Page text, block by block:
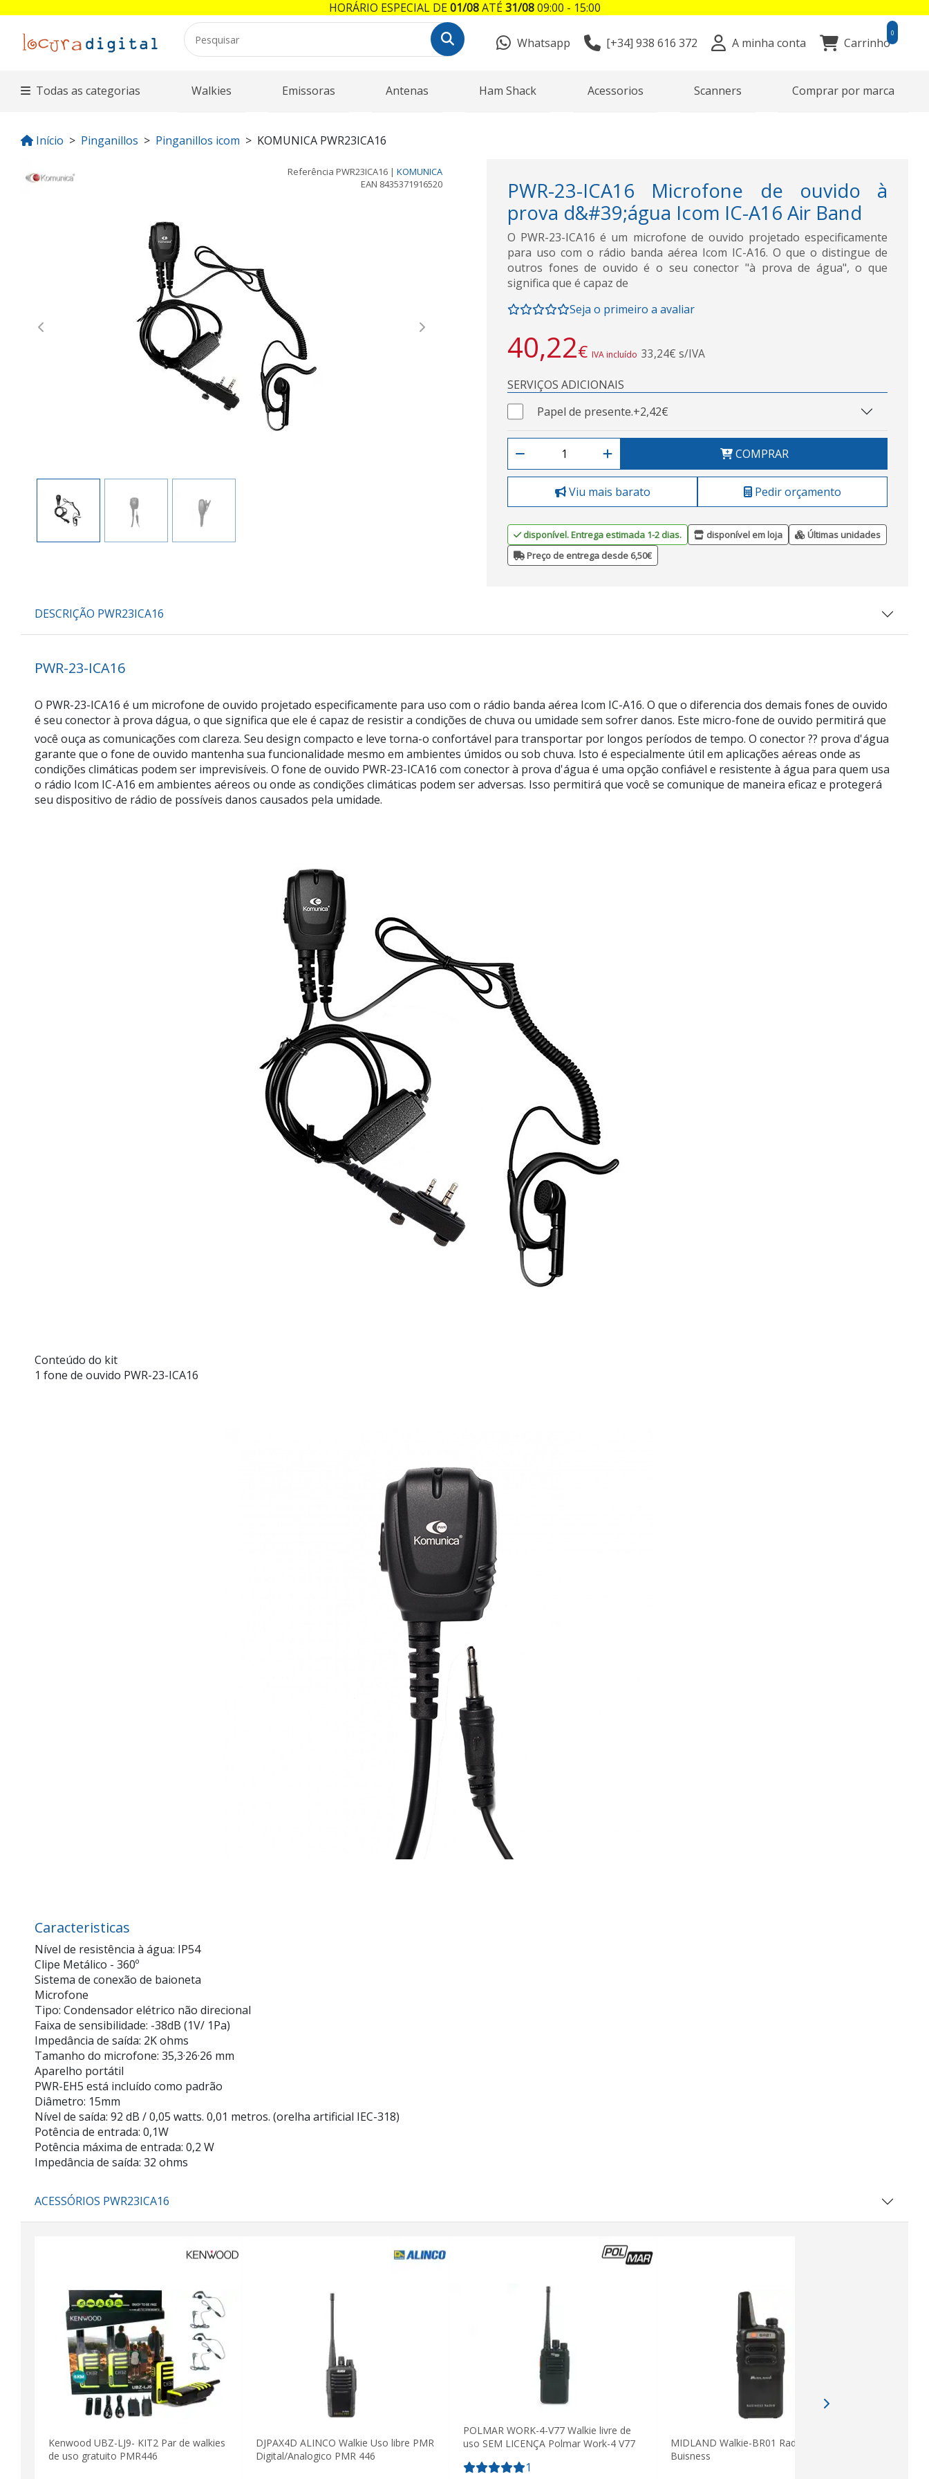
Whatsapp [+34] 938 616 372 A minha conta Carrinho
0
Todas as categorias Walkies Emissoras Antenas Ham Shack Acessorios Scanners Comprar por marca
Início Pinganillos Pinganillos icom KOMUNICA PWR23ICA16
Referência PWR23ICA16 | KOMUNICA
EAN 8435371916520
Previous Next
PWR-23-ICA16 Microfone de ouvido à
prova d&#39;água Icom IC-A16 Air Band
O PWR-23-ICA16 é um microfone de ouvido projetado especificamente
para uso com o rádio banda aérea Icom IC-A16. O que o distingue de
outros fones de ouvido é o seu conector "à prova de água", o que
significa que é capaz de
Seja o primeiro a avaliar
40,22€ IVA incluído 33,24€ s/IVA
SERVIÇOS ADICIONAIS
Papel de presente.+2,42€
COMPRAR
Viu mais barato Pedir orçamento
disponível. Entrega estimada 1-2 dias. disponível em loja
Últimas unidades
Preço de entrega desde 6,50€
DESCRIÇÃO PWR23ICA16
PWR-23-ICA16
O PWR-23-ICA16 é um microfone de ouvido projetado especificamente para uso com o rádio banda aérea Icom IC-A16. O que o diferencia dos demais fones de ouvido
é seu conector à prova dágua, o que significa que ele é capaz de resistir a condições de chuva ou umidade sem sofrer danos. Este micro-fone de ouvido permitirá que
você ouça as comunicações com clareza. Seu design compacto e leve torna-o confortável para transportar por longos períodos de tempo. O conector ?? prova d'água
garante que o fone de ouvido mantenha sua funcionalidade mesmo em ambientes úmidos ou sob chuva. Isto é especialmente útil em aplicações aéreas onde as
condições climáticas podem ser imprevisíveis. O fone de ouvido PWR-23-ICA16 com conector à prova d'água é uma opção confiável e resistente à água para quem usa
o rádio Icom IC-A16 em ambientes aéreos ou onde as condições climáticas podem ser adversas. Isso permitirá que você se comunique de maneira eficaz e protegerá
seu dispositivo de rádio de possíveis danos causados pela umidade.
Conteúdo do kit
1 fone de ouvido PWR-23-ICA16
Caracteristicas
Nível de resistência à água: IP54
Clipe Metálico - 360º
Sistema de conexão de baioneta
Microfone
Tipo: Condensador elétrico não direcional
Faixa de sensibilidade: -38dB (1V/ 1Pa)
Impedância de saída: 2K ohms
Tamanho do microfone: 35,3·26·26 mm
Aparelho portátil
PWR-EH5 está incluído como padrão
Diâmetro: 15mm
Nível de saída: 92 dB / 0,05 watts. 0,01 metros. (orelha artificial IEC-318)
Potência de entrada: 0,1W
Potência máxima de entrada: 0,2 W
Impedância de saída: 32 ohms
ACESSÓRIOS PWR23ICA16
Kenwood UBZ-LJ9- KIT2 Par de walkies
de uso gratuito PMR446
DJPAX4D ALINCO Walkie Uso libre PMR
Digital/Analogico PMR 446
POLMAR WORK-4-V77 Walkie livre de
uso SEM LICENÇA Polmar Work-4 V77
1
MIDLAND Walkie-BR01 Radio PMR-446
Buisness
HORÁRIO ESPECIAL DE01/08ATÉ31/0809:00 - 15:00